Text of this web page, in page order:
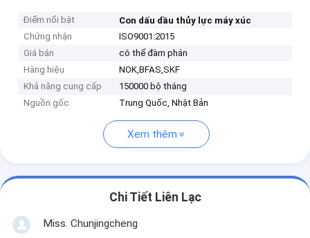
Điểm nổi bật
Con dấu dầu thủy lực máy xúc
Chứng nhận
ISO9001:2015
Giá bán
có thể đàm phán
Hàng hiệu
NOK,BFAS,SKF
Khả năng cung cấp
150000 bộ tháng
Nguồn gốc
Trung Quốc, Nhật Bản
Xem thêm
Chi Tiết Liên Lạc
Miss. Chunjingcheng